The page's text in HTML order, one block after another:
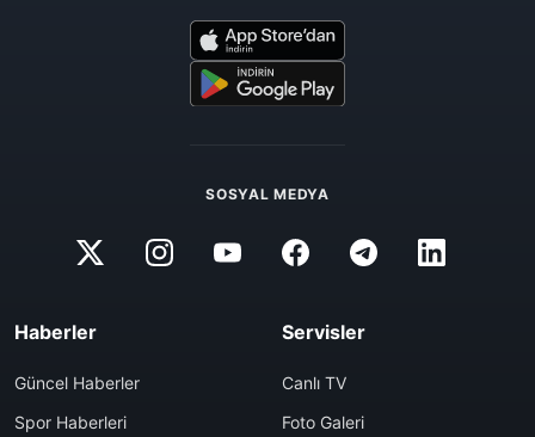
SOSYAL MEDYA
Haberler
Güncel Haberler
Spor Haberleri
Servisler
Canlı TV
Foto Galeri